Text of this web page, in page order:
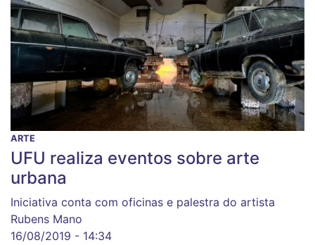
ARTE
UFU realiza eventos sobre arte
urbana
Iniciativa conta com oficinas e palestra do artista
Rubens Mano
16/08/2019 - 14:34